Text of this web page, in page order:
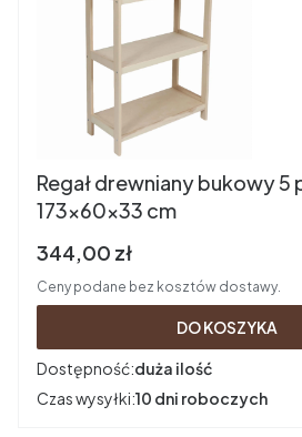
Regał drewniany bukowy 5
173x60x33 cm
Cena brutto
344,00 zł
Ceny podane bez kosztów dostawy.
DO KOSZYKA
Dostępność:duża ilość
Czas wysyłki:10 dni roboczych